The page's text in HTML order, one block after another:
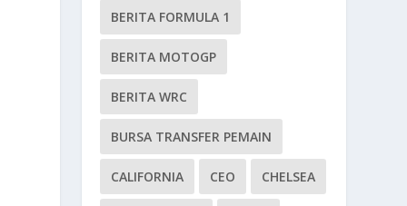
BERITA FORMULA 1
BERITA MOTOGP
BERITA WRC
BURSA TRANSFER PEMAIN
CALIFORNIA CEO CHELSEA